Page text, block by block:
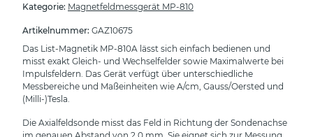
Kategorie: Magnetfeldmessgerät MP-810
Artikelnummer: GAZ10675
Das List-Magnetik MP-810A lässt sich einfach bedienen und
misst exakt Gleich- und Wechselfelder sowie Maximalwerte bei
Impulsfeldern. Das Gerät verfügt über unterschiedliche
Messbereiche und Maßeinheiten wie A/cm, Gauss/Oersted und
(Milli-)Tesla.
Die Axialfeldsonde misst das Feld in Richtung der Sondenachse